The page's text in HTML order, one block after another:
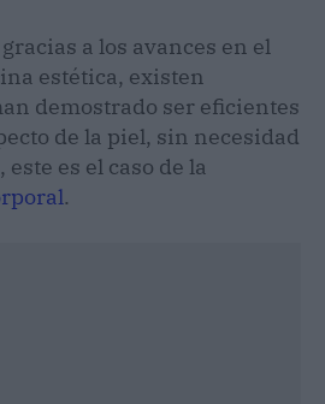
a los avances en el
estética, existen
demostrado ser eficientes
de la piel, sin necesidad
es el caso de la
.